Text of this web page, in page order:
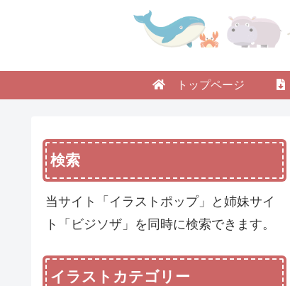
トップページ
検索
当サイト「イラストポップ」と姉妹サイ
ト「ビジソザ」を同時に検索できます。
イラストカテゴリー